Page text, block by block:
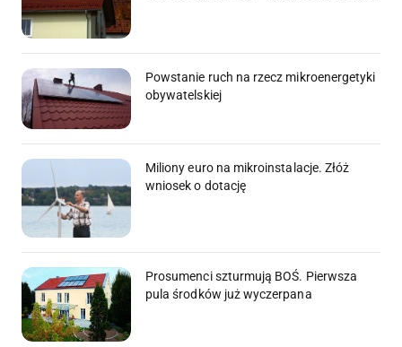
Powstanie ruch na rzecz mikroenergetyki
obywatelskiej
Miliony euro na mikroinstalacje. Złóż
wniosek o dotację
Prosumenci szturmują BOŚ. Pierwsza
pula środków już wyczerpana